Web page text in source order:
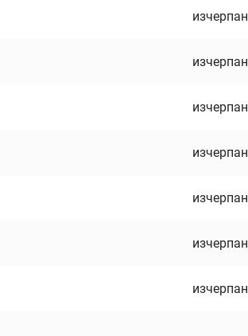
изчерпан
изчерпан
изчерпан
изчерпан
изчерпан
изчерпан
изчерпан